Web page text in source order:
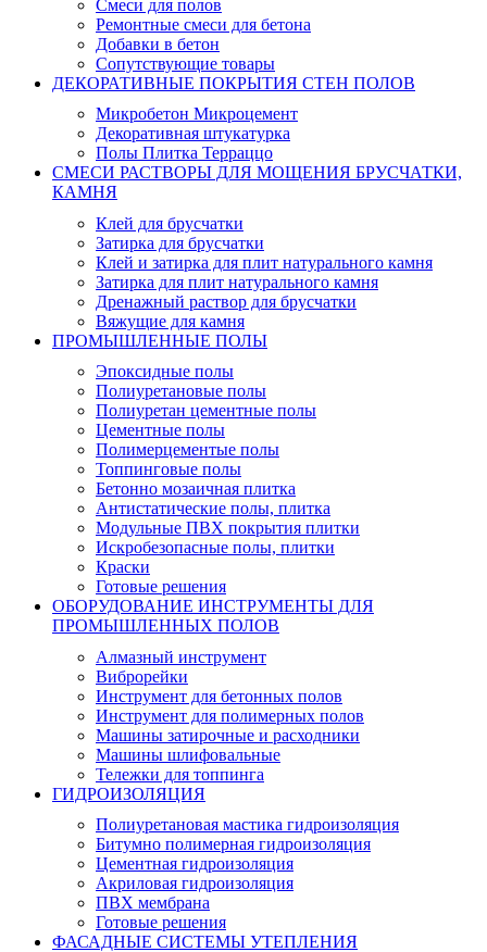
Смеси для полов
Ремонтные смеси для бетона
Добавки в бетон
Сопутствующие товары
ДЕКОРАТИВНЫЕ ПОКРЫТИЯ СТЕН ПОЛОВ
Микробетон Микроцемент
Декоративная штукатурка
Полы Плитка Терраццо
СМЕСИ РАСТВОРЫ ДЛЯ МОЩЕНИЯ БРУСЧАТКИ,
КАМНЯ
Клей для брусчатки
Затирка для брусчатки
Клей и затирка для плит натурального камня
Затирка для плит натурального камня
Дренажный раствор для брусчатки
Вяжущие для камня
ПРОМЫШЛЕННЫЕ ПОЛЫ
Эпоксидные полы
Полиуретановые полы
Полиуретан цементные полы
Цементные полы
Полимерцементые полы
Топпинговые полы
Бетонно мозаичная плитка
Антистатические полы, плитка
Модульные ПВХ покрытия плитки
Искробезопасные полы, плитки
Краски
Готовые решения
ОБОРУДОВАНИЕ ИНСТРУМЕНТЫ ДЛЯ
ПРОМЫШЛЕННЫХ ПОЛОВ
Алмазный инструмент
Виброрейки
Инструмент для бетонных полов
Инструмент для полимерных полов
Машины затирочные и расходники
Машины шлифовальные
Тележки для топпинга
ГИДРОИЗОЛЯЦИЯ
Полиуретановая мастика гидроизоляция
Битумно полимерная гидроизоляция
Цементная гидроизоляция
Акриловая гидроизоляция
ПВХ мембрана
Готовые решения
ФАСАДНЫЕ СИСТЕМЫ УТЕПЛЕНИЯ